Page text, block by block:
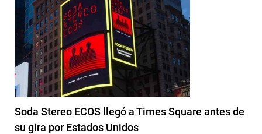
Soda Stereo ECOS llegó a Times Square antes de
su gira por Estados Unidos